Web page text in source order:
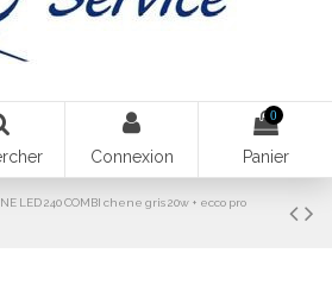
Connexion
0
Panier
LED 240 COMBI chene gris 20w + ecco pro